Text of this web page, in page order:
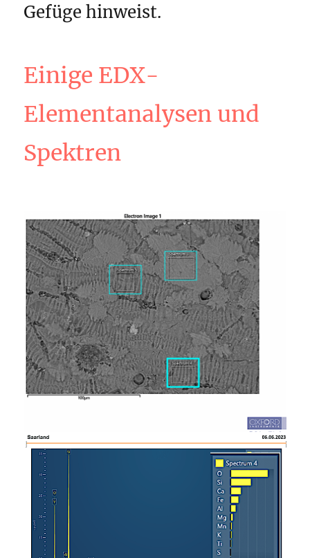
Gefüge hinweist.
Einige EDX-
Elementanalysen und
Spektren